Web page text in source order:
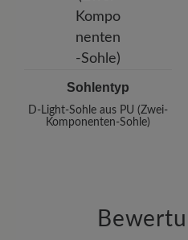
Sohlentyp
D-Light-Sohle aus PU (Zwei-
Komponenten-Sohle)